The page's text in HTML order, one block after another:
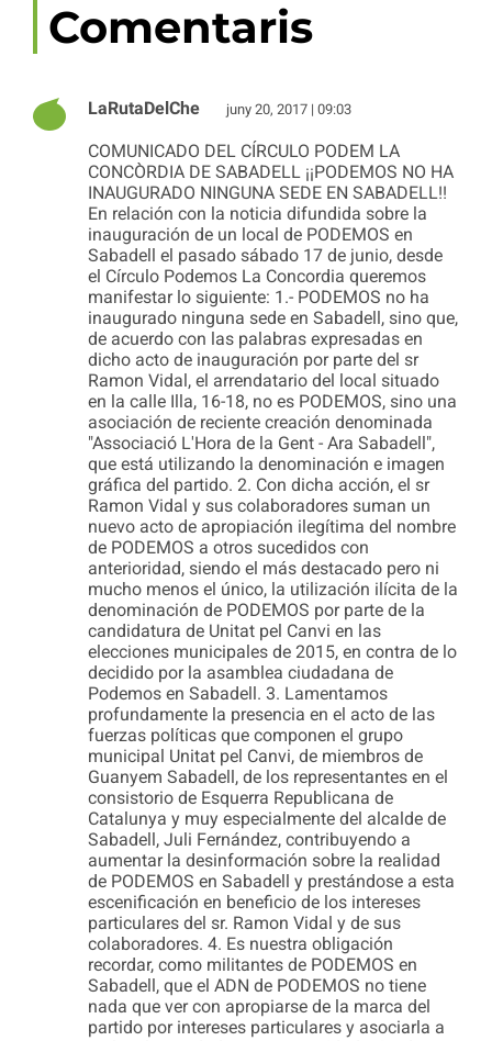
Comentaris
LaRutaDelChe juny 20, 2017 | 09:03
COMUNICADO DEL CÍRCULO PODEM LA
CONCÒRDIA DE SABADELL ¡¡PODEMOS NO HA
INAUGURADO NINGUNA SEDE EN SABADELL!!
En relación con la noticia difundida sobre la
inauguración de un local de PODEMOS en
Sabadell el pasado sábado 17 de junio, desde
el Círculo Podemos La Concordia queremos
manifestar lo siguiente: 1.- PODEMOS no ha
inaugurado ninguna sede en Sabadell, sino que,
de acuerdo con las palabras expresadas en
dicho acto de inauguración por parte del sr
Ramon Vidal, el arrendatario del local situado
en la calle Illa, 16-18, no es PODEMOS, sino una
asociación de reciente creación denominada
"Associació L'Hora de la Gent - Ara Sabadell",
que está utilizando la denominación e imagen
gráfica del partido. 2. Con dicha acción, el sr
Ramon Vidal y sus colaboradores suman un
nuevo acto de apropiación ilegítima del nombre
de PODEMOS a otros sucedidos con
anterioridad, siendo el más destacado pero ni
mucho menos el único, la utilización ilícita de la
denominación de PODEMOS por parte de la
candidatura de Unitat pel Canvi en las
elecciones municipales de 2015, en contra de lo
decidido por la asamblea ciudadana de
Podemos en Sabadell. 3. Lamentamos
profundamente la presencia en el acto de las
fuerzas políticas que componen el grupo
municipal Unitat pel Canvi, de miembros de
Guanyem Sabadell, de los representantes en el
consistorio de Esquerra Republicana de
Catalunya y muy especialmente del alcalde de
Sabadell, Juli Fernández, contribuyendo a
aumentar la desinformación sobre la realidad
de PODEMOS en Sabadell y prestándose a esta
escenificación en beneficio de los intereses
particulares del sr. Ramon Vidal y de sus
colaboradores. 4. Es nuestra obligación
recordar, como militantes de PODEMOS en
Sabadell, que el ADN de PODEMOS no tiene
nada que ver con apropiarse de la marca del
partido por intereses particulares y asociarla a